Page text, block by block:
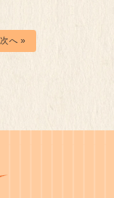
次へ »